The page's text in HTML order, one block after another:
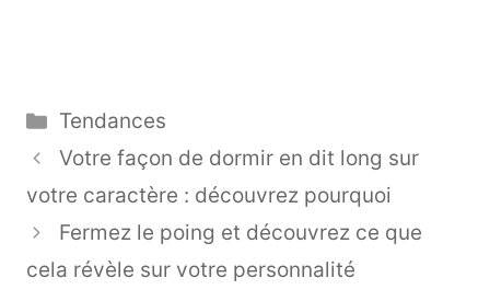
Catégories
Tendances
Votre façon de dormir en dit long sur
votre caractère : découvrez pourquoi
Fermez le poing et découvrez ce que
cela révèle sur votre personnalité